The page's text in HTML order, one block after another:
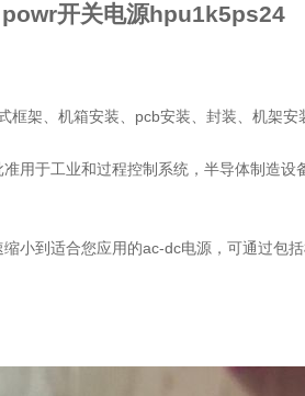
开关电源hpu1k5ps24
架、机箱安装、pcb安装、封装、机架安
用于工业和过程控制系统，半导体制造
小到适合您应用的ac-dc电源，可通过包